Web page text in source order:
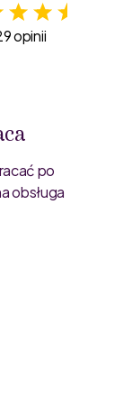
opinii
po
obsługa